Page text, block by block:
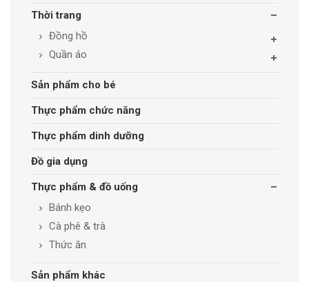
Thời trang
Đồng hồ
Quần áo
Sản phẩm cho bé
Thực phẩm chức năng
Thực phẩm dinh dưỡng
Đồ gia dụng
Thực phẩm & đồ uống
Bánh kẹo
Cà phê & trà
Thức ăn
Sản phẩm khác